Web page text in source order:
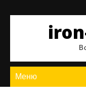
содержимому
Меню